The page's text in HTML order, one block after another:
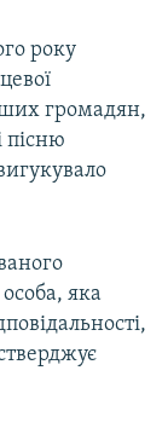
року
громадян,
пісню
яка